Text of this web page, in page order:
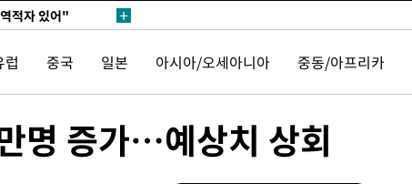
에 '충격·당황'
무종사 혐의
럽 중국 일본 아시아/오세아니아 중동/아프리카
명 증가…예상치 상회